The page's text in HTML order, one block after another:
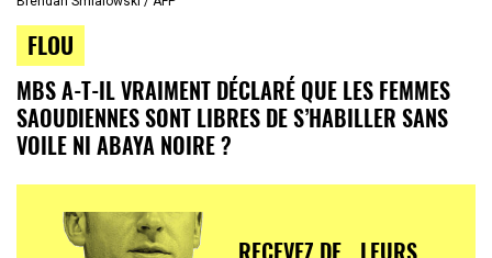
FLOU
MBS A-T-IL VRAIMENT DÉCLARÉ QUE LES FEMMES
SAOUDIENNES SONT LIBRES DE S’HABILLER SANS
VOILE NI ABAYA NOIRE ?
RECEVEZ DE LEURS